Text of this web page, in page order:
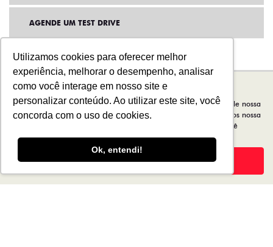
Utilizamos cookies para oferecer melhor
experiência, melhorar o desempenho, analisar
como você interage em nosso site e
personalizar conteúdo. Ao utilizar este site, você
concorda com o uso de cookies.
Ok, entendi!
AGENDE UM TEST DRIVE
Para otimizar sua experiência durante a navegação, fazemos uso de nossa
política de cookies e para proteger seus dados pessoais respeitamos nossa
. Ao seguir com a navegação e visita você
concorda com nossas políticas.
Aceitar Recusar